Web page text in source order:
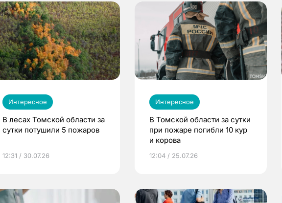
Интересное
В лесах Томской области за
сутки потушили 5 пожаров
12:31 / 30.07.26
Интересное
В Томской области за сутки
при пожаре погибли 10 кур
и корова
12:04 / 25.07.26